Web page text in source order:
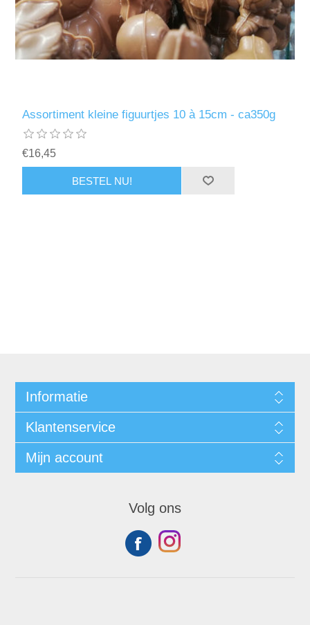
Assortiment kleine figuurtjes 10 à 15cm - ca350g
€16,45
Informatie
Klantenservice
Mijn account
Volg ons